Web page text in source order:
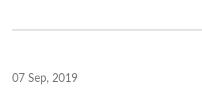
07 Sep, 2019